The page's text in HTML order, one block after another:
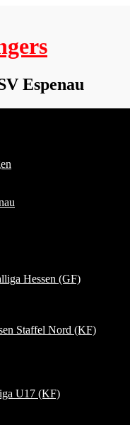
Espenau
Hessen (GF)
Staffel Nord (KF)
U17 (KF)